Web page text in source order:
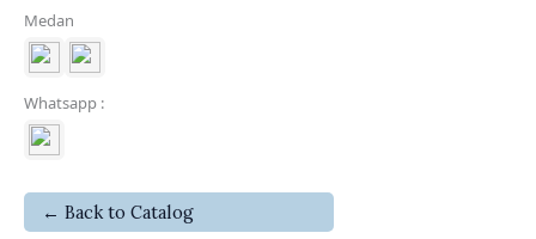
Medan
Whatsapp :
← Back to Catalog